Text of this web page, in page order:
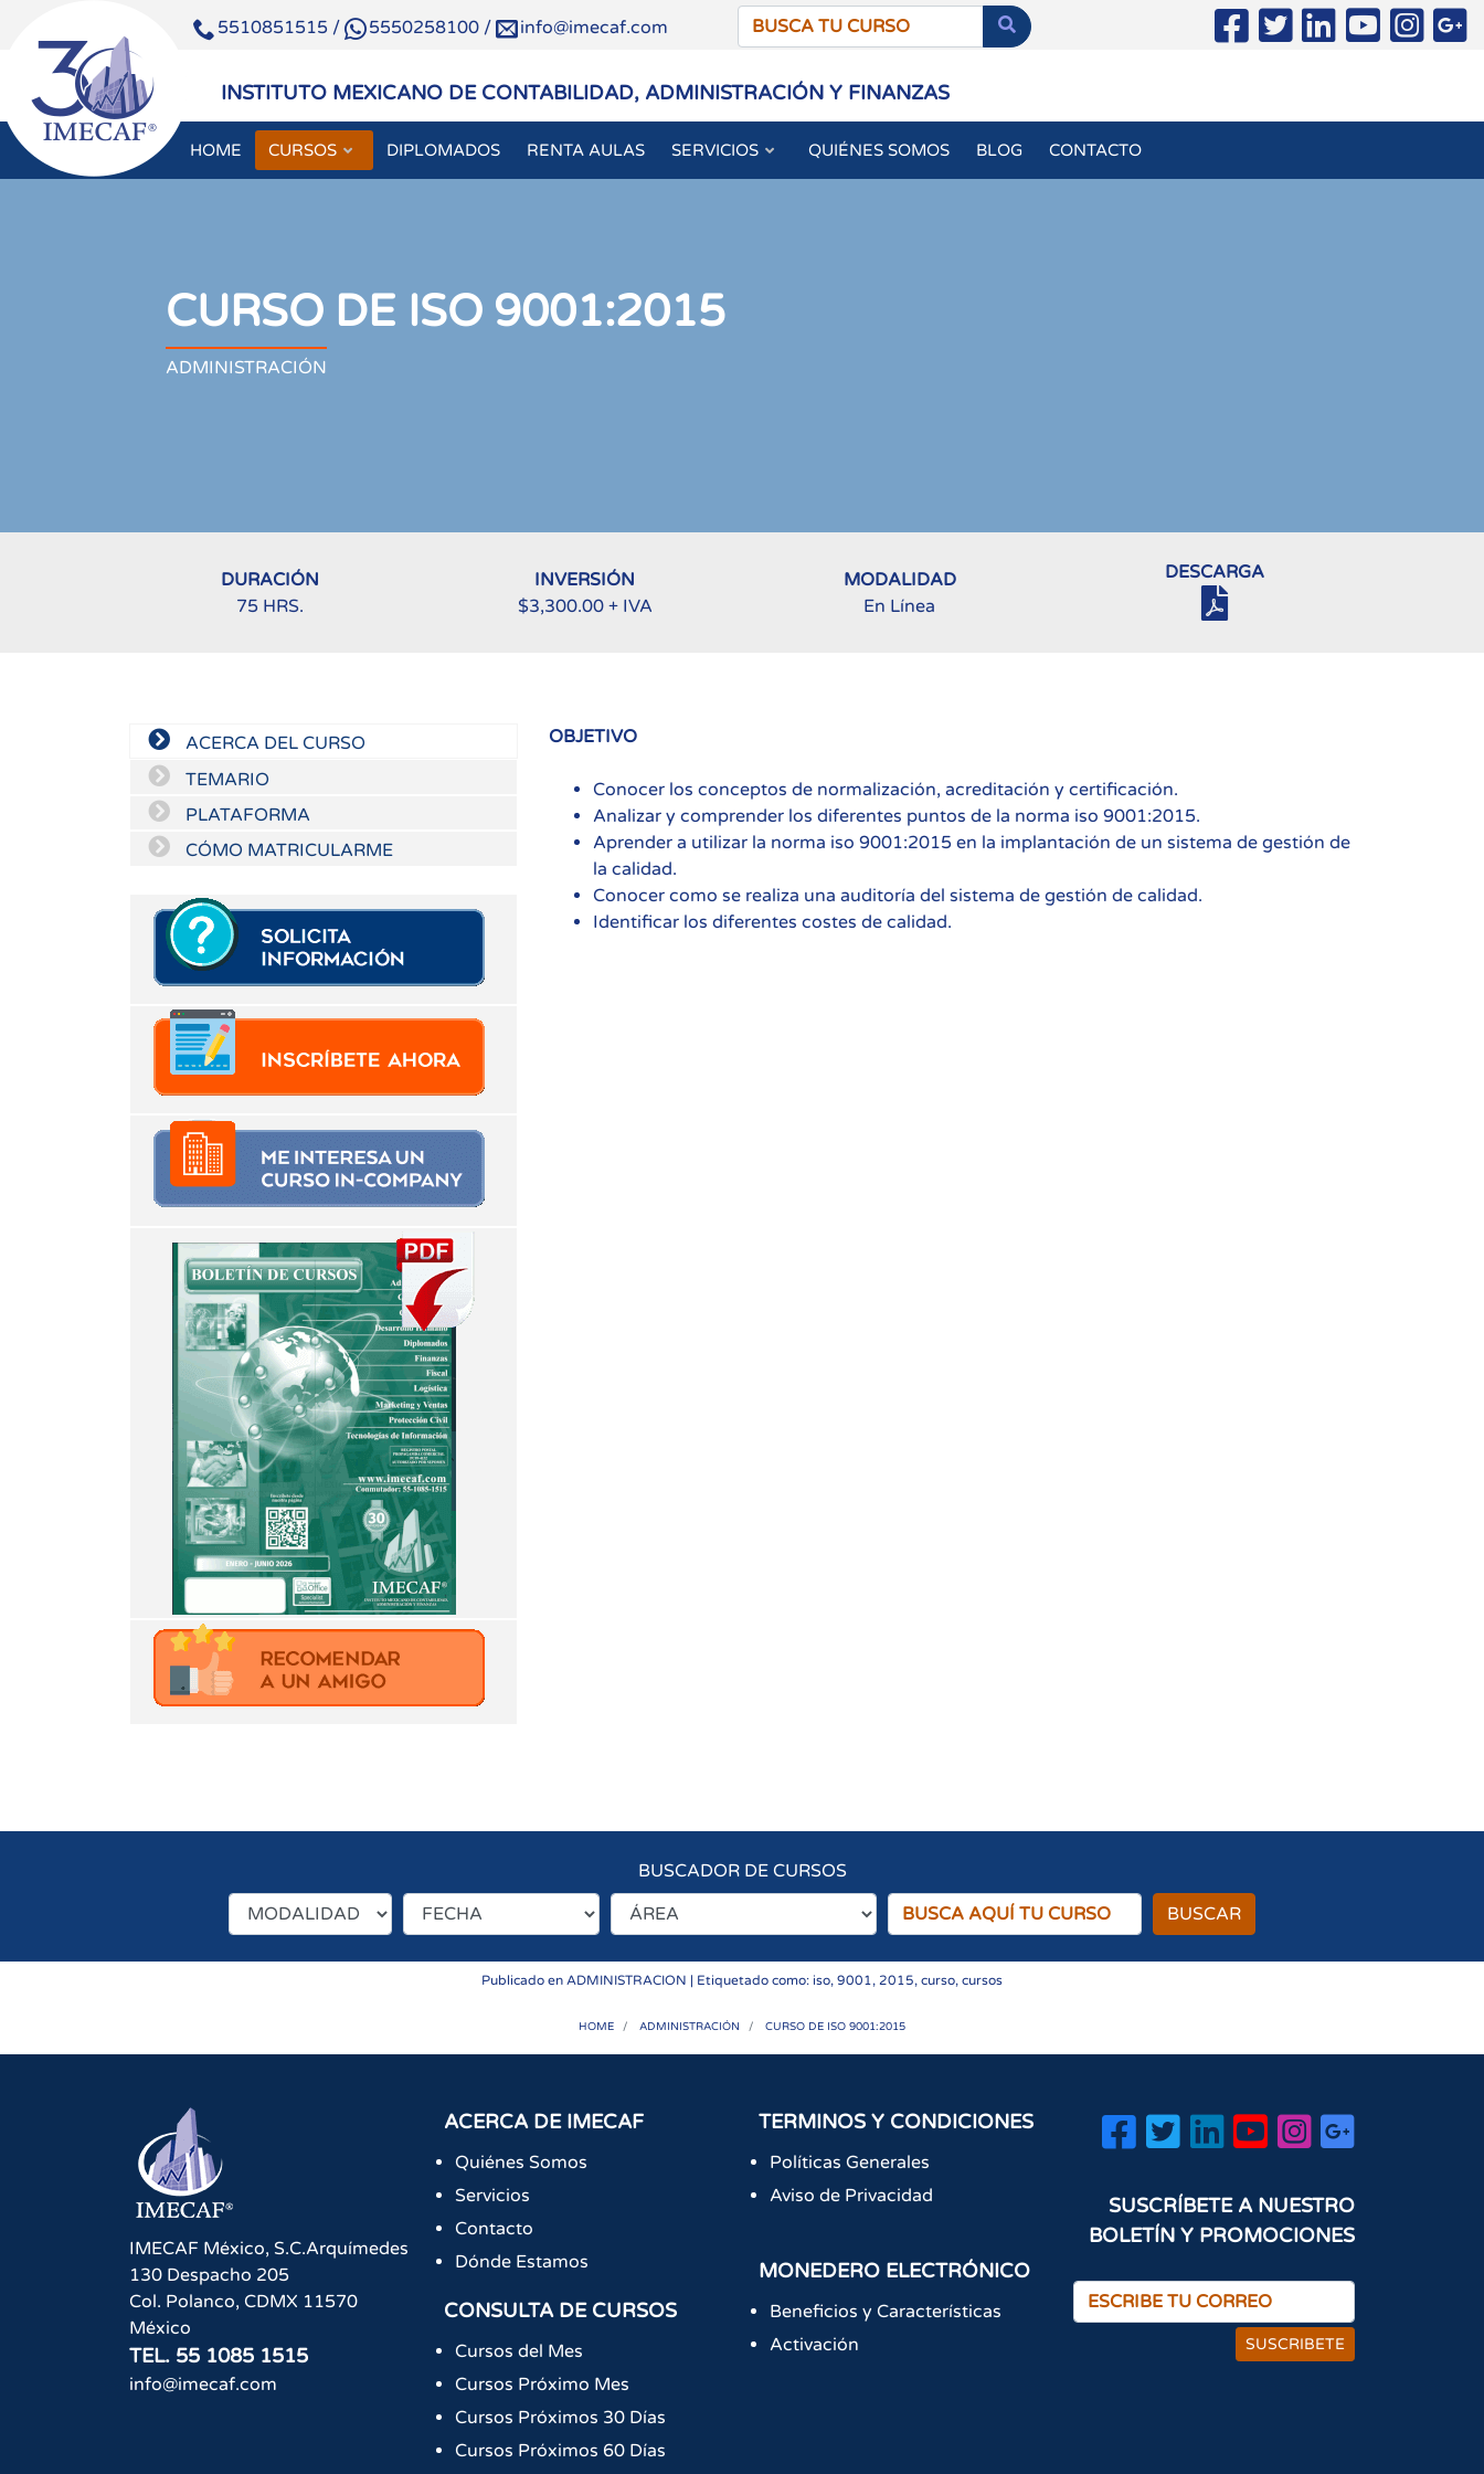
5510851515 / 5550258100 / info@imecaf.com
INSTITUTO MEXICANO DE CONTABILIDAD, ADMINISTRACIÓN Y FINANZAS
HOME CURSOS DIPLOMADOS RENTA AULAS SERVICIOS QUIÉNES SOMOS BLOG CONTACTO
CURSO DE ISO 9001:2015
ADMINISTRACIÓN
DURACIÓN
75 HRS.
INVERSIÓN
$3,300.00 + IVA
MODALIDAD
En Línea
DESCARGA
ACERCA DEL CURSO
TEMARIO
PLATAFORMA
CÓMO MATRICULARME
OBJETIVO
Conocer los conceptos de normalización, acreditación y certificación.
Analizar y comprender los diferentes puntos de la norma iso 9001:2015.
Aprender a utilizar la norma iso 9001:2015 en la implantación de un sistema de gestión de
la calidad.
Conocer como se realiza una auditoría del sistema de gestión de calidad.
Identificar los diferentes costes de calidad.
BUSCADOR DE CURSOS
BUSCAR
Publicado en ADMINISTRACION | Etiquetado como: iso, 9001, 2015, curso, cursos
HOME ADMINISTRACIÓN CURSO DE ISO 9001:2015
IMECAF México, S.C.Arquímedes
130 Despacho 205
Col. Polanco, CDMX 11570
México
TEL. 55 1085 1515
info@imecaf.com
ACERCA DE IMECAF
Quiénes Somos
Servicios
Contacto
Dónde Estamos
CONSULTA DE CURSOS
Cursos del Mes
Cursos Próximo Mes
Cursos Próximos 30 Días
Cursos Próximos 60 Días
TERMINOS Y CONDICIONES
Políticas Generales
Aviso de Privacidad
MONEDERO ELECTRÓNICO
Beneficios y Características
Activación
SUSCRÍBETE A NUESTRO
BOLETÍN Y PROMOCIONES
SUSCRIBETE